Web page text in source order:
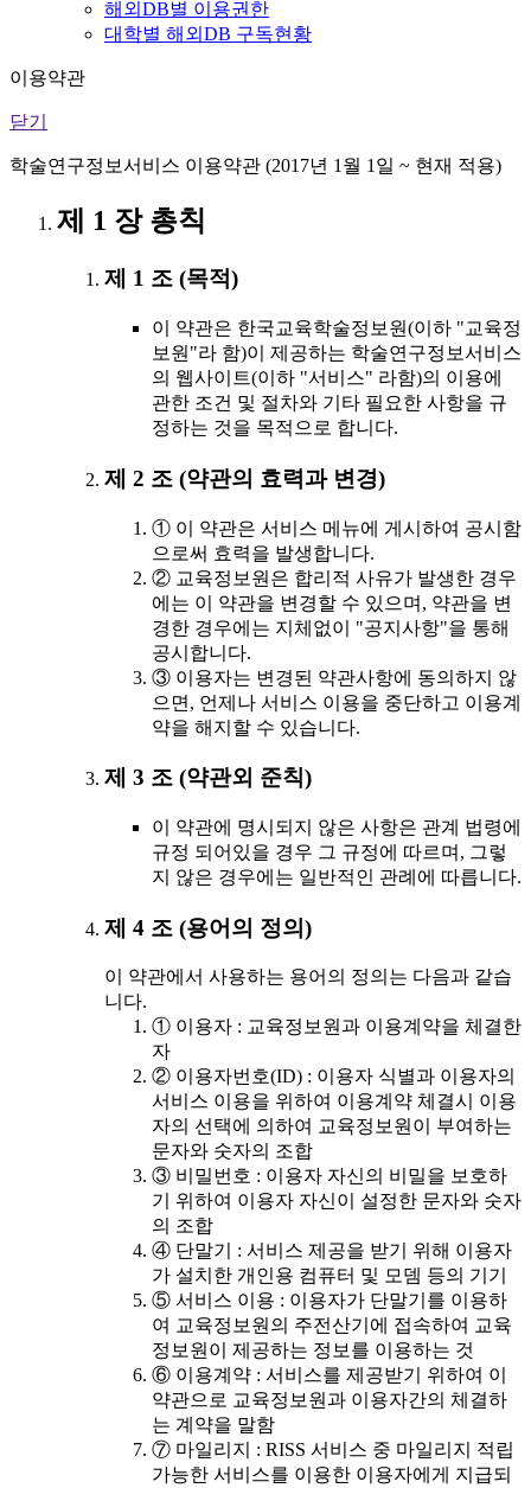
해외DB별 이용권한
대학별 해외DB 구독현황
이용약관
닫기
학술연구정보서비스 이용약관 (2017년 1월 1일 ~ 현재 적용)
제 1 장 총칙
제 1 조 (목적)
이 약관은 한국교육학술정보원(이하 "교육정
보원"라 함)이 제공하는 학술연구정보서비스
의 웹사이트(이하 "서비스" 라함)의 이용에
관한 조건 및 절차와 기타 필요한 사항을 규
정하는 것을 목적으로 합니다.
제 2 조 (약관의 효력과 변경)
① 이 약관은 서비스 메뉴에 게시하여 공시함
으로써 효력을 발생합니다.
② 교육정보원은 합리적 사유가 발생한 경우
에는 이 약관을 변경할 수 있으며, 약관을 변
경한 경우에는 지체없이 "공지사항"을 통해
공시합니다.
③ 이용자는 변경된 약관사항에 동의하지 않
으면, 언제나 서비스 이용을 중단하고 이용계
약을 해지할 수 있습니다.
제 3 조 (약관외 준칙)
이 약관에 명시되지 않은 사항은 관계 법령에
규정 되어있을 경우 그 규정에 따르며, 그렇
지 않은 경우에는 일반적인 관례에 따릅니다.
제 4 조 (용어의 정의)
이 약관에서 사용하는 용어의 정의는 다음과 같습
니다.
① 이용자 : 교육정보원과 이용계약을 체결한
자
② 이용자번호(ID) : 이용자 식별과 이용자의
서비스 이용을 위하여 이용계약 체결시 이용
자의 선택에 의하여 교육정보원이 부여하는
문자와 숫자의 조합
③ 비밀번호 : 이용자 자신의 비밀을 보호하
기 위하여 이용자 자신이 설정한 문자와 숫자
의 조합
④ 단말기 : 서비스 제공을 받기 위해 이용자
가 설치한 개인용 컴퓨터 및 모뎀 등의 기기
⑤ 서비스 이용 : 이용자가 단말기를 이용하
여 교육정보원의 주전산기에 접속하여 교육
정보원이 제공하는 정보를 이용하는 것
⑥ 이용계약 : 서비스를 제공받기 위하여 이
약관으로 교육정보원과 이용자간의 체결하
는 계약을 말함
⑦ 마일리지 : RISS 서비스 중 마일리지 적립
가능한 서비스를 이용한 이용자에게 지급되